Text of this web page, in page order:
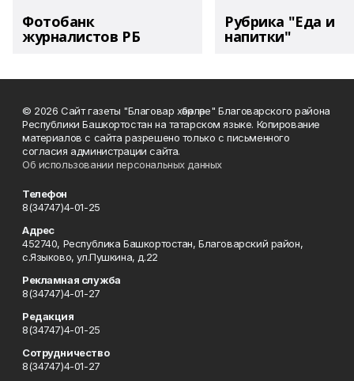
Фотобанк
журналистов РБ
Рубрика "Еда и
напитки"
© 2026 Сайт газеты "Благовар хәбәрләре" Благоварского района
Республики Башкортостан на татарском языке. Копирование
материалов с сайта разрешено только с письменного
согласия администрации сайта.
Об использовании персональных данных
Телефон
8(34747)4-01-25
Адрес
452740, Республика Башкортостан, Благоварский район,
с.Языково, ул.Пушкина, д.22
Рекламная служба
8(34747)4-01-27
Редакция
8(34747)4-01-25
Сотрудничество
8(34747)4-01-27